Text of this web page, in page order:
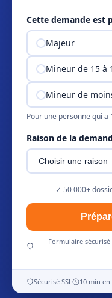
Cette demande est
Majeur
Mineur de 15 à
Mineur de
Pour une personne qui
Raison de la
✓ 50 000+
Formulaire
Sécurisé SSL 10 min